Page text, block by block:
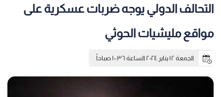
التحالف الدولي يوجه ضربات عسكرية على
مواقع مليشيات الحوثي
الجمعة ١٢ يناير ٢٠٢٤ الساعة ١٠:٣٦ صباحاً